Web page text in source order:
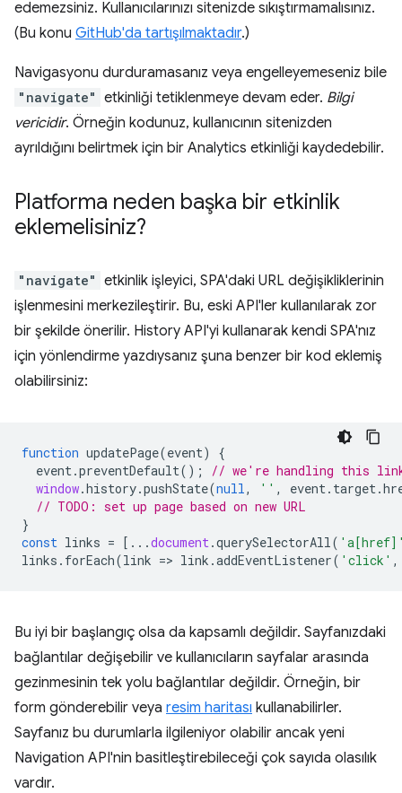
edemezsiniz. Kullanıcılarınızı sitenizde sıkıştırmamalısınız.
(Bu konu GitHub'da tartışılmaktadır.)
Navigasyonu durduramasanız veya engelleyemeseniz bile
"navigate" etkinliği tetiklenmeye devam eder. Bilgi
vericidir. Örneğin kodunuz, kullanıcının sitenizden
ayrıldığını belirtmek için bir Analytics etkinliği kaydedebilir.
Platforma neden başka bir etkinlik
eklemelisiniz?
"navigate" etkinlik işleyici, SPA'daki URL değişikliklerinin
işlenmesini merkezileştirir. Bu, eski API'ler kullanılarak zor
bir şekilde önerilir. History API'yi kullanarak kendi SPA'nız
için yönlendirme yazdıysanız şuna benzer bir kod eklemiş
olabilirsiniz:
function updatePage(event)
{
event.preventDefault();
// we're handling this
window.history.pushState(null, '' , event. target.
// TODO: set up page based on new URL
}
const links = [...document.querySelectorAll(
links . forEach(link => link .addEventListener( 'click' ,
Bu iyi bir başlangıç olsa da kapsamlı değildir. Sayfanızdaki
bağlantılar değişebilir ve kullanıcıların sayfalar arasında
gezinmesinin tek yolu bağlantılar değildir. Örneğin, bir
form gönderebilir veya resim haritası kullanabilirler.
Sayfanız bu durumlarla ilgileniyor olabilir ancak yeni
Navigation API'nin basitleştirebileceği çok sayıda olasılık
vardır.